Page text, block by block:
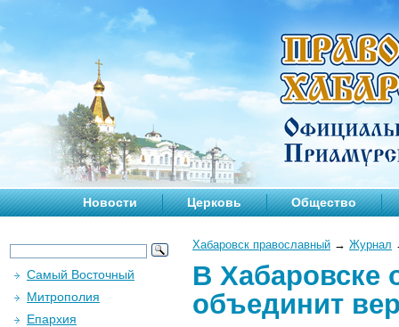
Новости Церковь Общество
Хабаровск православный → Журнал
В Хабаровске
объединит
Самый Восточный
Митрополия
Епархия